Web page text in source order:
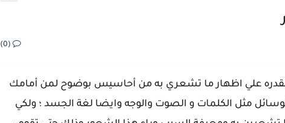
(0)
علي اظهار ما تشعري به من أحاسيس بوضوح لمن أمامك
مثل الكلمات و الصوت والوجه وايضا لغة الجسد ؛ ولكي